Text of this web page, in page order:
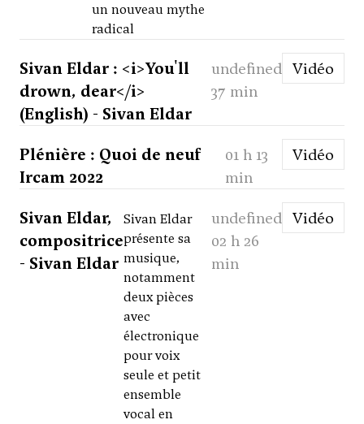
un nouveau mythe
radical
Sivan Eldar : <i>You'll
drown, dear</i>
(English) - Sivan Eldar
undefined
37 min
Vidéo
Plénière : Quoi de neuf
Ircam 2022
01 h 13
min
Vidéo
Sivan Eldar,
compositrice
- Sivan Eldar
Sivan Eldar
présente sa
musique,
notamment
deux pièces
avec
électronique
pour voix
seule et petit
ensemble
vocal en
undefined
02 h 26
min
Vidéo